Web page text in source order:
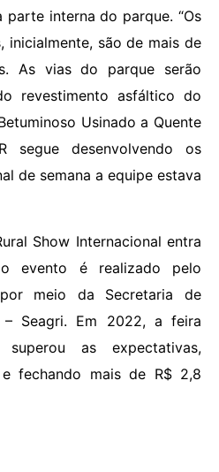
parte interna do parque. “Os
inicialmente, são de mais de
As vias do parque serão
revestimento asfáltico do
Usinado a Quente
segue desenvolvendo os
de semana a equipe estava
Show Internacional entra
evento é realizado pelo
meio da Secretaria de
Seagri. Em 2022, a feira
as expectativas,
fechando mais de R$ 2,8